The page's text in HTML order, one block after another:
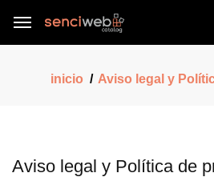
inicio Aviso legal y
Aviso legal y Política de